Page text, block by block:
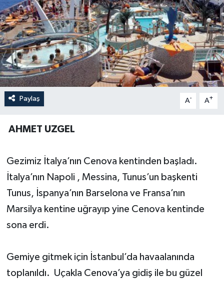
Paylaş A- A+
AHMET UZGEL
Gezimiz İtalya’nın Cenova kentinden başladı.
İtalya’nın Napoli , Messina, Tunus’un başkenti
Tunus, İspanya’nın Barselona ve Fransa’nın
Marsilya kentine uğrayıp yine Cenova kentinde
sona erdi.
Gemiye gitmek için İstanbul’da havaalanında
toplanıldı. Uçakla Cenova’ya gidiş ile bu güzel